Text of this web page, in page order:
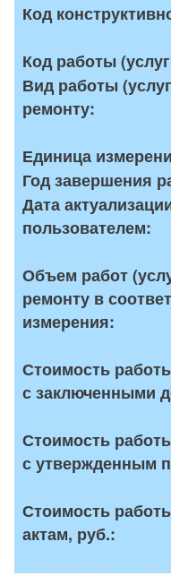
Код
Код работы
Вид работы
ремонту:
Единица
Год завершения
Дата
пользователем:
Объем работ
ремонту в
измерения:
Стоимость
с заключенными
Стоимость
с утвержденным
Стоимость
актам, руб.: